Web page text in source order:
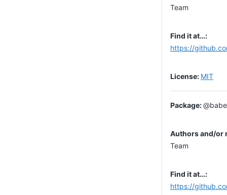
Team
https://
MIT
Team
https://